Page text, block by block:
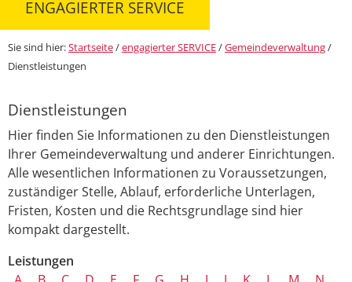
ENGAGIERTER SERVICE
Sie sind hier:Startseite/engagierter SERVICE/Gemeindeverwaltung/
Dienstleistungen
Dienstleistungen
Hier finden Sie Informationen zu den Dienstleistungen
Ihrer Gemeindeverwaltung und anderer Einrichtungen.
Alle wesentlichen Informationen zu Voraussetzungen,
zuständiger Stelle, Ablauf, erforderliche Unterlagen,
Fristen, Kosten und die Rechtsgrundlage sind hier
kompakt dargestellt.
Leistungen